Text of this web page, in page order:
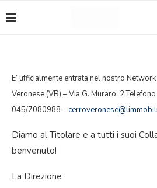
E’ ufficialmente entrata nel nostro Network
Veronese (VR) – Via G. Muraro, 2
045/7080988 –
Diamo al Titolare e a tutti i suoi
benvenuto!
La Direzione